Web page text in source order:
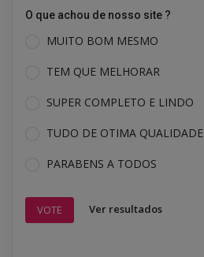
O que achou de nosso site ?
MUITO BOM MESMO
TEM QUE MELHORAR
SUPER COMPLETO E LINDO
TUDO DE OTIMA QUALIDADE
PARABENS A TODOS
VOTE Ver resultados